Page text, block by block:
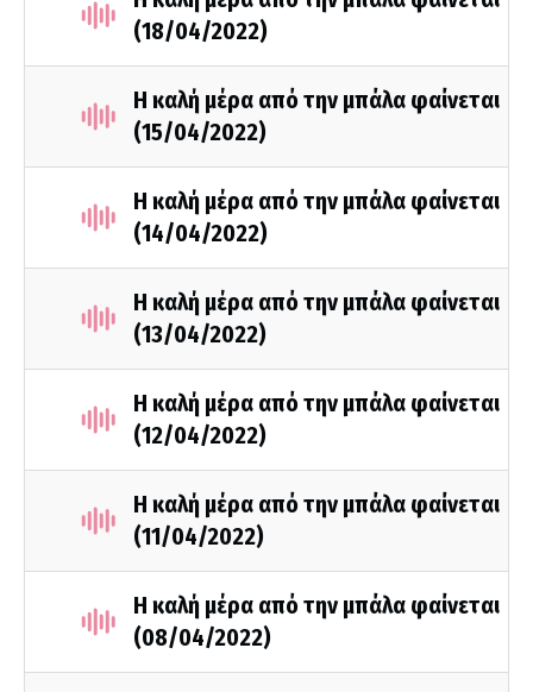
(18/04/2022)
Η καλή μέρα από την μπάλα φαίνεται
(15/04/2022)
Η καλή μέρα από την μπάλα φαίνεται
(14/04/2022)
Η καλή μέρα από την μπάλα φαίνεται
(13/04/2022)
Η καλή μέρα από την μπάλα φαίνεται
(12/04/2022)
Η καλή μέρα από την μπάλα φαίνεται
(11/04/2022)
Η καλή μέρα από την μπάλα φαίνεται
(08/04/2022)